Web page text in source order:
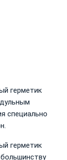
герметик
специально
герметик